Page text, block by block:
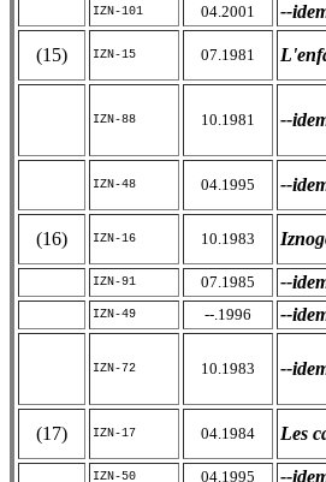
IZN-101 04.2001 --
(15) IZN-15 07.1981
IZN-88 10.1981 --
IZN-48 04.1995 --
(16) IZN-16 10.1983
IZN-91 07.1985 --
IZN-49 --.1996 --
IZN-72 10.1983 --
(17) IZN-17 04.1984 Les
IZN-50 04.1995 --